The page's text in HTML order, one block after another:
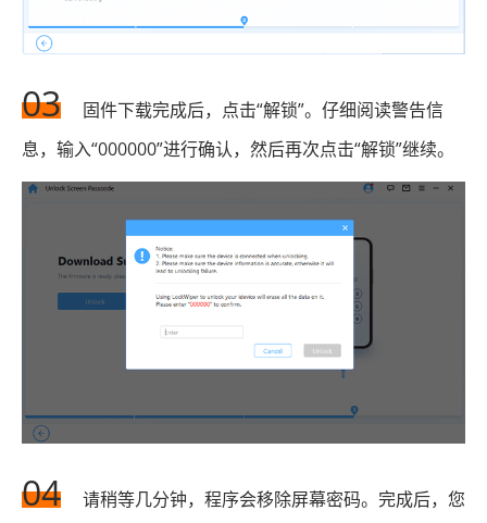
03
固件下载完成后，点击“解锁”。仔细阅读警告信
息，输入“000000”进行确认，然后再次点击“解锁”继续。
04
请稍等几分钟，程序会移除屏幕密码。完成后，您